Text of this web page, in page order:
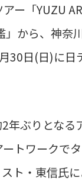
ー「YUZU
」から、神奈
30日(日)に日
年ぶりとなる
トワークで
ト・東信氏